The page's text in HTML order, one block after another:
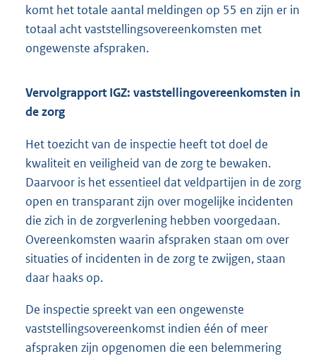
komt het totale aantal meldingen op 55 en zijn er in
totaal acht vaststellingsovereenkomsten met
ongewenste afspraken.
Vervolgrapport IGZ: vaststellingovereenkomsten in
de zorg
Het toezicht van de inspectie heeft tot doel de
kwaliteit en veiligheid van de zorg te bewaken.
Daarvoor is het essentieel dat veldpartijen in de zorg
open en transparant zijn over mogelijke incidenten
die zich in de zorgverlening hebben voorgedaan.
Overeenkomsten waarin afspraken staan om over
situaties of incidenten in de zorg te zwijgen, staan
daar haaks op.
De inspectie spreekt van een ongewenste
vaststellingsovereenkomst indien één of meer
afspraken zijn opgenomen die een belemmering